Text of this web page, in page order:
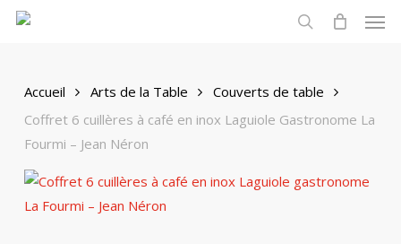
Skip
contentAccueil Arts de la Table
Couverts de table
Coffret 6 cuillères à café en inox Laguiole Gastronome La
Fourmi – Jean Néron